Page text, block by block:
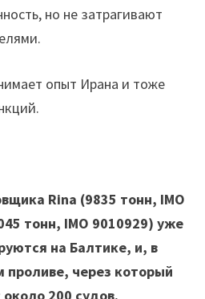
но не затрагивают
опыт Ирана и тоже
Rina (9835 тонн, IMO
тонн, IMO 9010929) уже
на Балтике, и, в
проливе, через который